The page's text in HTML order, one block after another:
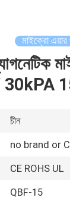
মাইক্রো এয়ার
চীন
no brand or
CE ROHS UL
QBF-15